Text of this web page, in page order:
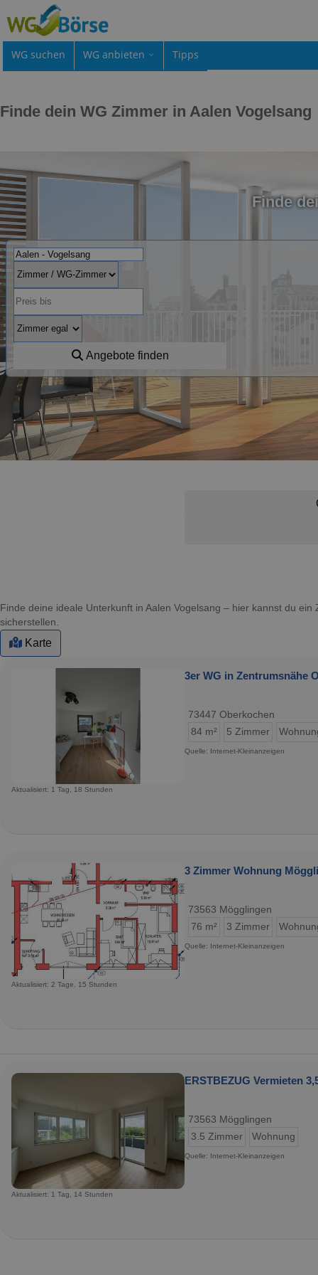
WG suchen WG anbieten Tipps
Finde dein WG Zimmer in Aalen Vogelsang
Finde
Angebote finden
Finde deine ideale Unterkunft in Aalen Vogelsang – hier kannst du
sicherstellen.
Karte
3er WG in Zentrumsnähe
73447 Oberkochen
84 m²
5 Zimmer
Quelle: Internet-Kleinanzeigen
Aktualisiert: 1 Tag, 18 Stunden
3 Zimmer Wohnung
73563 Mögglingen
76 m²
3 Zimmer
Quelle: Internet-Kleinanzeigen
Aktualisiert: 2 Tage, 15 Stunden
ERSTBEZUG Vermieten
73563 Mögglingen
3.5 Zimmer
Wohnung
Quelle: Internet-Kleinanzeigen
Aktualisiert: 1 Tag, 14 Stunden